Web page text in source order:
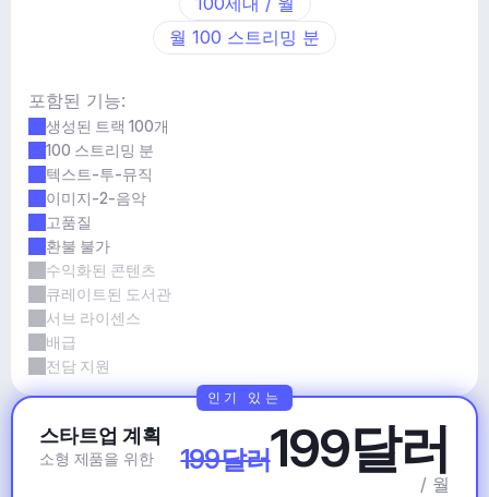
월 100 스트리밍 분
포함된 기능:
생성된 트랙 100개
100 스트리밍 분
텍스트-투-뮤직
이미지-2-음악
고품질
환불 불가
수익화된 콘텐츠
큐레이트된 도서관
서브 라이센스
배급
전담 지원
스타트업 계획
소형 제품을 위한 199달러199달러
/ 월
인기 있는